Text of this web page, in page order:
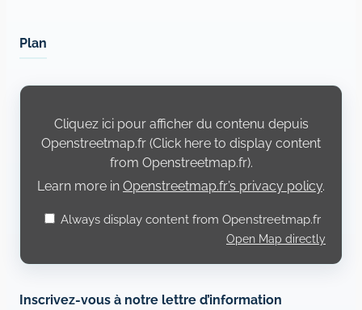
Plan
Display
Openstreetmap.fr
Cliquez ici pour afficher du contenu depuis
Openstreetmap.fr (Click here to display content
from Openstreetmap.fr).
Learn more in Openstreetmap.fr’s privacy policy.
Always display content from Openstreetmap.fr
Open Map directly
Inscrivez-vous à notre lettre d’information